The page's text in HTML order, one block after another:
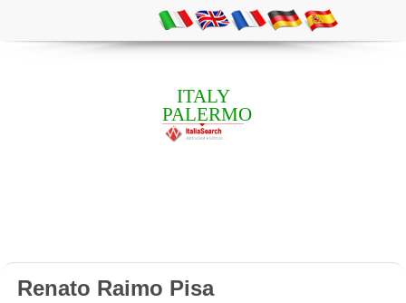
ITALY
PALERMO
Renato Raimo Pisa